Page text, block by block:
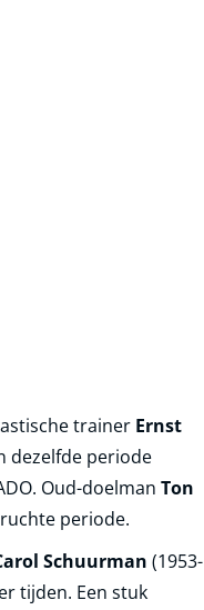
trainer Ernst
dezelfde periode
Oud-doelman Ton
periode.
Schuurman (1953-
tijden. Een stuk